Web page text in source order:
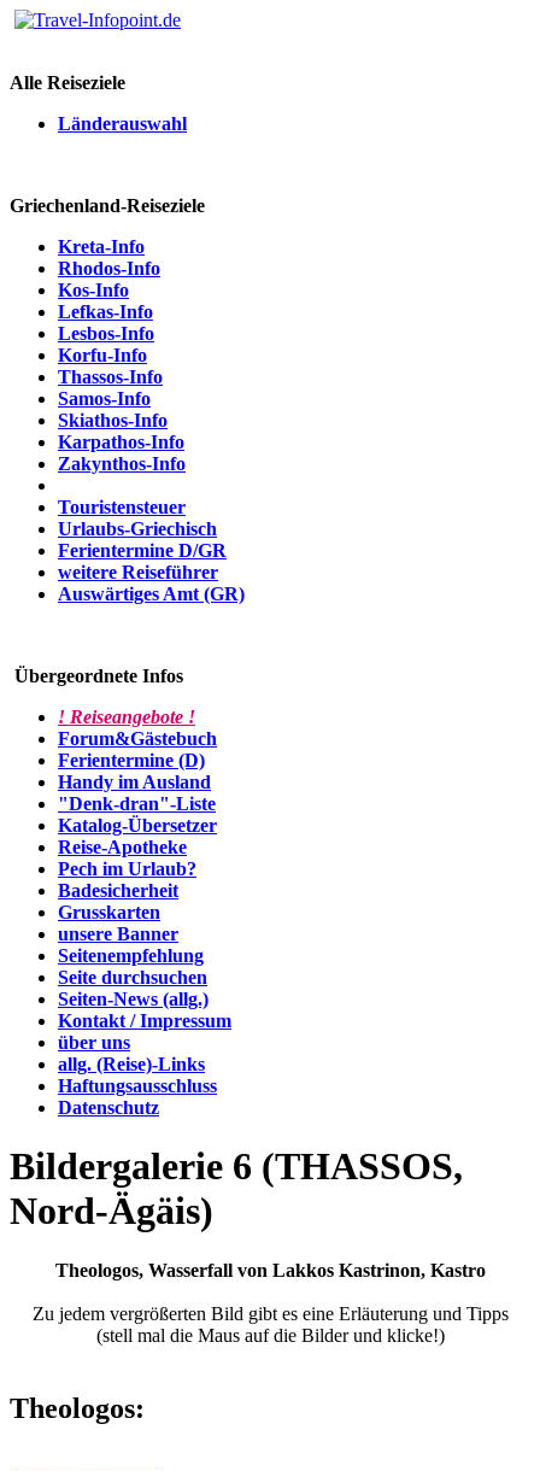
Alle Reiseziele
Länderauswahl
Griechenland-Reiseziele
Kreta-Info
Rhodos-Info
Kos-Info
Lefkas-Info
Lesbos-Info
Korfu-Info
Thassos-Info
Samos-Info
Skiathos-Info
Karpathos-Info
Zakynthos-Info
Touristensteuer
Urlaubs-Griechisch
Ferientermine D/GR
weitere Reiseführer
Auswärtiges Amt (GR)
Übergeordnete Infos
! Reiseangebote !
Forum&Gästebuch
Ferientermine (D)
Handy im Ausland
"Denk-dran"-Liste
Katalog-Übersetzer
Reise-Apotheke
Pech im Urlaub?
Badesicherheit
Grusskarten
unsere Banner
Seitenempfehlung
Seite durchsuchen
Seiten-News (allg.)
Kontakt / Impressum
über uns
allg. (Reise)-Links
Haftungsausschluss
Datenschutz
Bildergalerie 6 (THASSOS,
Nord-Ägäis)
Theologos, Wasserfall von Lakkos Kastrinon, Kastro
Zu jedem vergrößerten Bild gibt es eine Erläuterung und Tipps
(stell mal die Maus auf die Bilder und klicke!)
Theologos: